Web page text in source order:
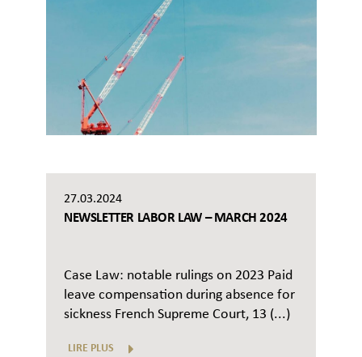
27.03.2024
NEWSLETTER LABOR LAW – MARCH 2024
Case Law: notable rulings on 2023 Paid
leave compensation during absence for
sickness French Supreme Court, 13 (...)
LIRE PLUS